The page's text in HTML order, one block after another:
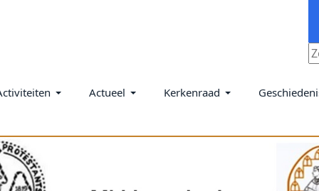
Actueel Kerkenraad